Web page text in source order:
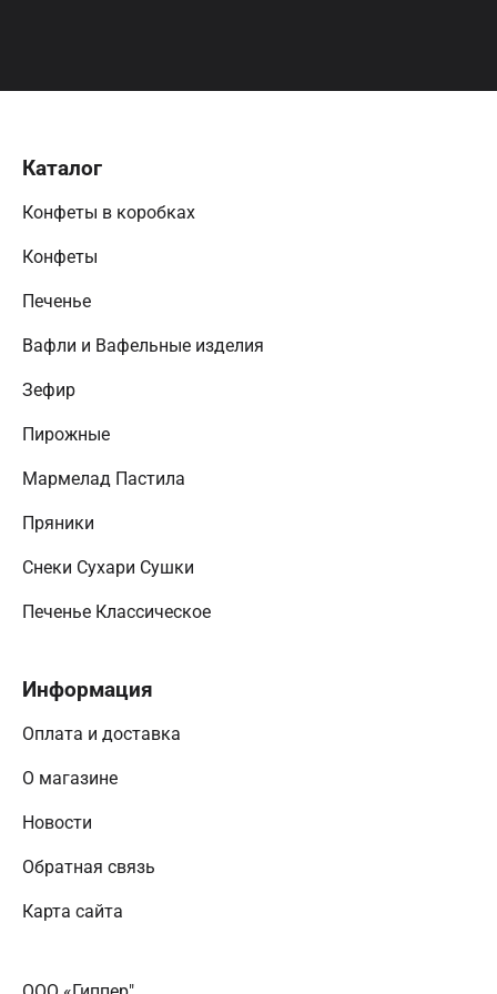
Каталог
Конфеты в коробках
Конфеты
Печенье
Вафли и Вафельные изделия
Зефир
Пирожные
Мармелад Пастила
Пряники
Снеки Сухари Сушки
Печенье Классическое
Информация
Оплата и доставка
О магазине
Новости
Обратная связь
Карта сайта